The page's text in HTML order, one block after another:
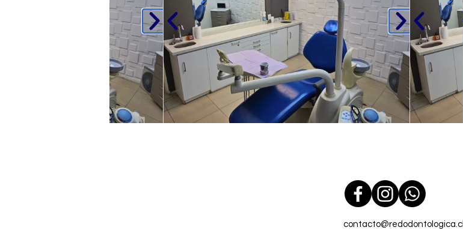
contacto@redodontologica.cl